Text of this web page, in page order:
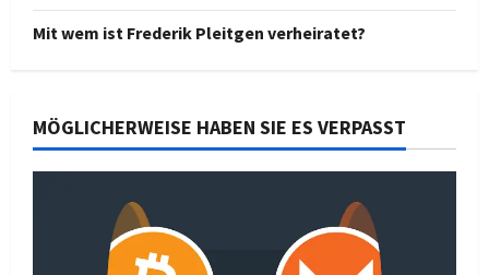
Mit wem ist Frederik Pleitgen verheiratet?
MÖGLICHERWEISE HABEN SIE ES VERPASST